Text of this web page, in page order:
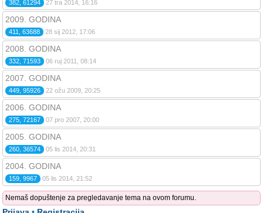
382, 61294 27 tra 2014, 16:16
2009. GODINA
411, 63688 28 sij 2012, 17:06
2008. GODINA
332, 71593 06 ruj 2011, 08:14
2007. GODINA
449, 95926 22 ožu 2009, 20:25
2006. GODINA
275, 72167 07 pro 2007, 20:00
2005. GODINA
260, 36574 05 lis 2014, 20:31
2004. GODINA
159, 9967 05 lis 2014, 21:52
Nemaš dopuštenje za pregledavanje tema na ovom forumu.